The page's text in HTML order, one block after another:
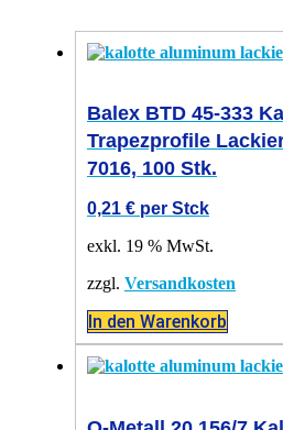
Balex BTD 45-333
Trapezprofile
7016, 100 Stk.
0,21 € per Stck
exkl. 19 % MwSt.
zzgl. Versandkosten
In den Warenkorb